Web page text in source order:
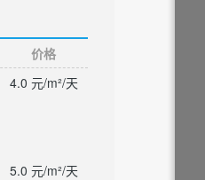
价格
4.0 元/m²/天
5.0 元/m²/天